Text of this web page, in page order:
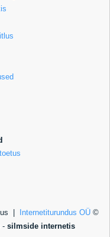
| Internetiturundus OÜ©
- silmside internetis